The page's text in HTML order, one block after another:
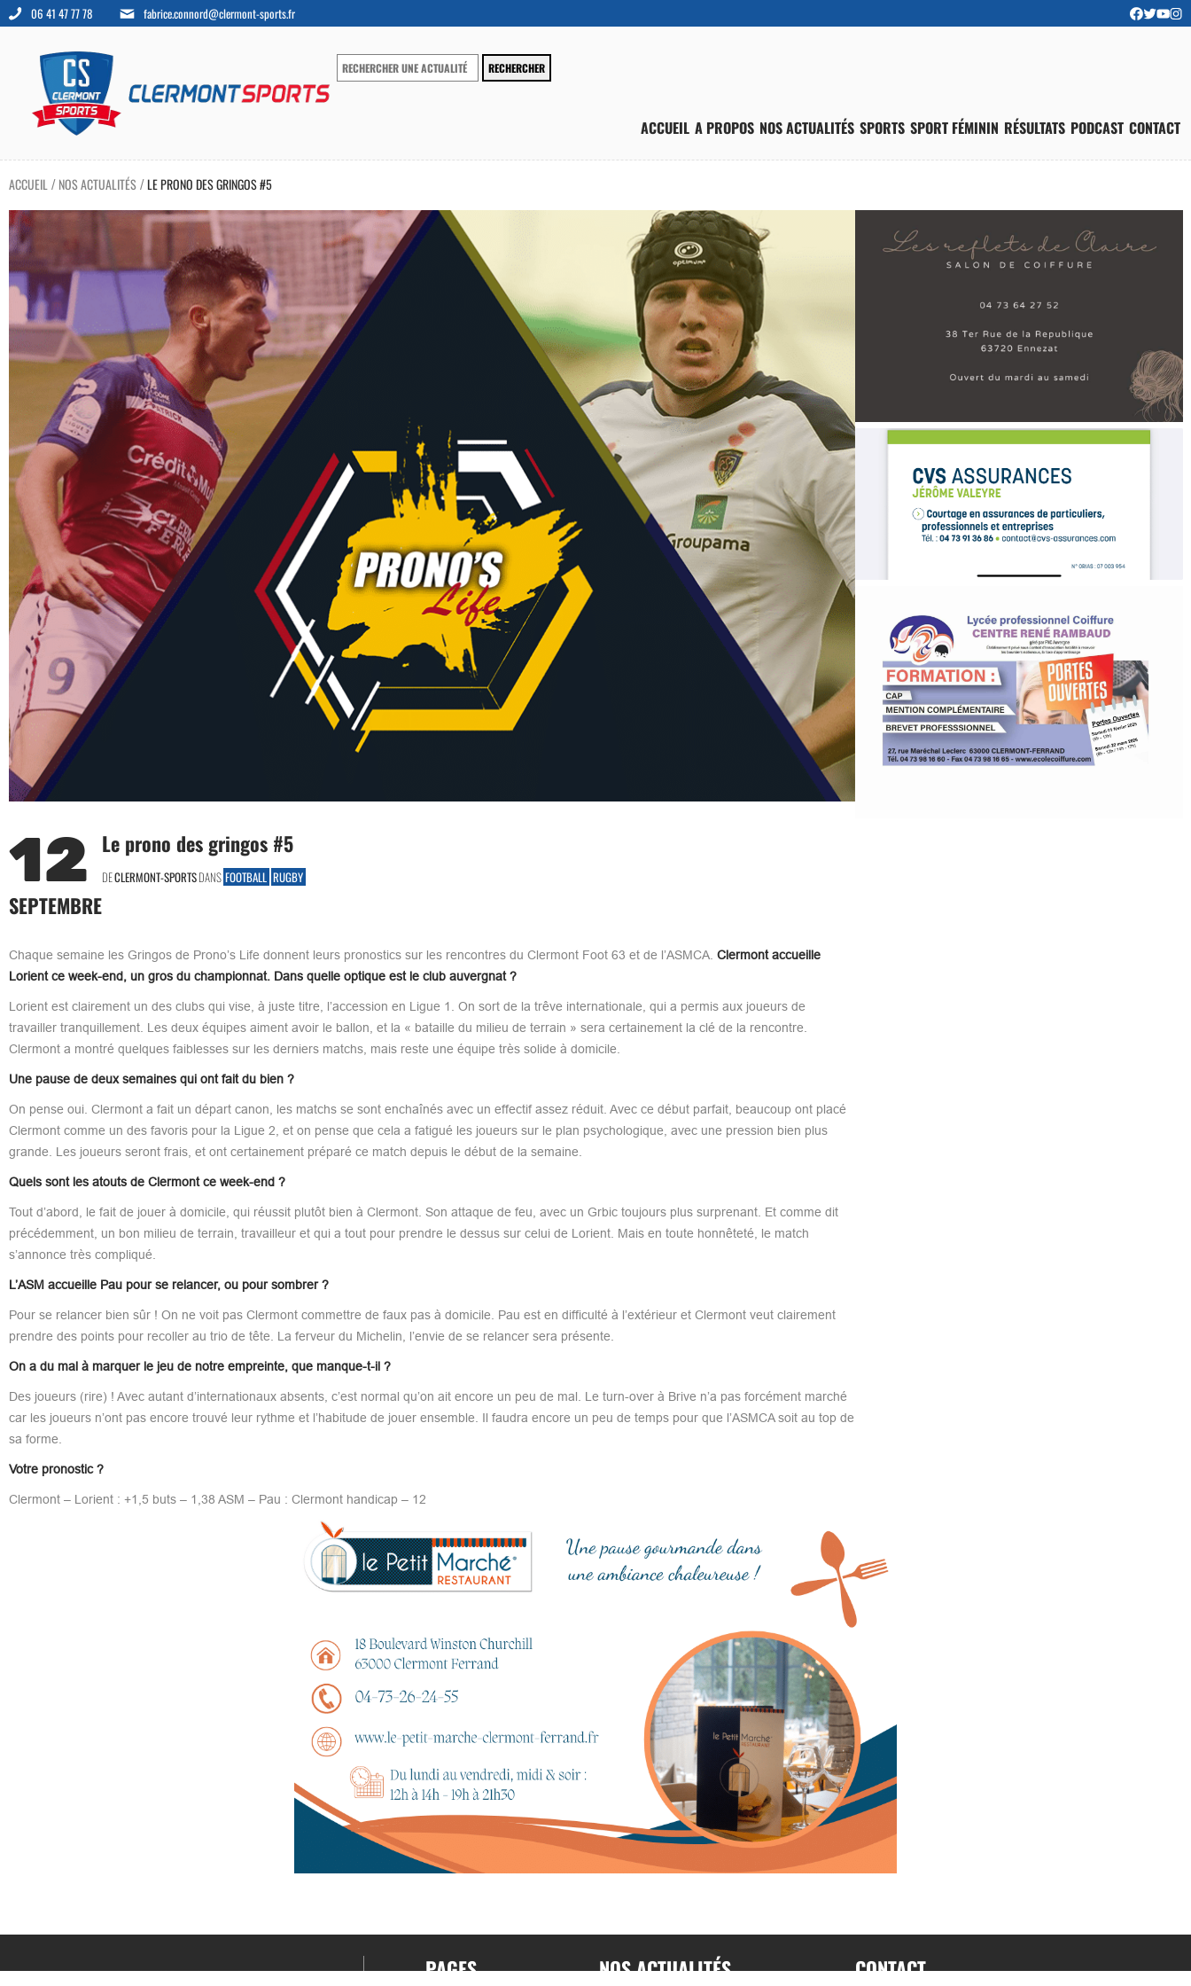
06 41 47 77 78 fabrice.connord@clermont-sports.fr
ACCUEIL A PROPOS NOS ACTUALITÉS SPORTS SPORT FÉMININ RÉSULTATS PODCAST CONTACT
ACCUEIL / NOS ACTUALITÉS/LE PRONO DES GRINGOS #5
12
SEPTEMBRE
Le prono des gringos #5
DECLERMONT-SPORTSDANS FOOTBALL RUGBY
Chaque semaine les Gringos de Prono’s Life donnent leurs pronostics sur les rencontres du Clermont Foot 63 et de l’ASMCA. Clermont accueille
Lorient ce week-end, un gros du championnat. Dans quelle optique est le club auvergnat ?
Lorient est clairement un des clubs qui vise, à juste titre, l’accession en Ligue 1. On sort de la trêve internationale, qui a permis aux joueurs de
travailler tranquillement. Les deux équipes aiment avoir le ballon, et la « bataille du milieu de terrain » sera certainement la clé de la rencontre.
Clermont a montré quelques faiblesses sur les derniers matchs, mais reste une équipe très solide à domicile.
Une pause de deux semaines qui ont fait du bien ?
On pense oui. Clermont a fait un départ canon, les matchs se sont enchaînés avec un effectif assez réduit. Avec ce début parfait, beaucoup ont placé
Clermont comme un des favoris pour la Ligue 2, et on pense que cela a fatigué les joueurs sur le plan psychologique, avec une pression bien plus
grande. Les joueurs seront frais, et ont certainement préparé ce match depuis le début de la semaine.
Quels sont les atouts de Clermont ce week-end ?
Tout d’abord, le fait de jouer à domicile, qui réussit plutôt bien à Clermont. Son attaque de feu, avec un Grbic toujours plus surprenant. Et comme dit
précédemment, un bon milieu de terrain, travailleur et qui a tout pour prendre le dessus sur celui de Lorient. Mais en toute honnêteté, le match
s’annonce très compliqué.
L’ASM accueille Pau pour se relancer, ou pour sombrer ?
Pour se relancer bien sûr ! On ne voit pas Clermont commettre de faux pas à domicile. Pau est en difficulté à l’extérieur et Clermont veut clairement
prendre des points pour recoller au trio de tête. La ferveur du Michelin, l’envie de se relancer sera présente.
On a du mal à marquer le jeu de notre empreinte, que manque-t-il ?
Des joueurs (rire) ! Avec autant d’internationaux absents, c’est normal qu’on ait encore un peu de mal. Le turn-over à Brive n’a pas forcément marché
car les joueurs n’ont pas encore trouvé leur rythme et l’habitude de jouer ensemble. Il faudra encore un peu de temps pour que l’ASMCA soit au top de
sa forme.
Votre pronostic ?
Clermont – Lorient : +1,5 buts – 1,38 ASM – Pau : Clermont handicap – 12
PAGES NOS ACTUALITÉS CONTACT